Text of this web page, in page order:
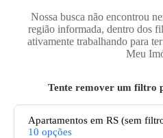
Nossa busca não encontrou
região informada, dentro dos
ativamente trabalhando para
Meu
Tente remover um filtro
Apartamentos em RS (sem
10 opções